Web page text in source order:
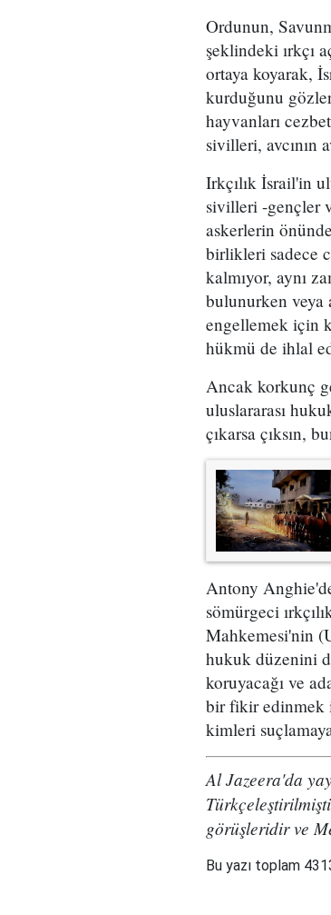
Ordunun,
şeklindeki ırkçı
ortaya koyarak,
kurduğunu
hayvanları
sivilleri, avcının
Irkçılık İsrail'in
sivilleri -gençler
askerlerin
birlikleri sadece
kalmıyor, aynı
bulunurken veya
engellemek için
hükmü de ihlal
Ancak korkunç
uluslararası
çıkarsa çıksın,
Antony
sömürgeci
Mahkemesi'nin
hukuk düzenini
koruyacağı ve
bir fikir edinmek
kimleri
Al Jazeera'da
görüşleridir ve
Bu yazı toplam